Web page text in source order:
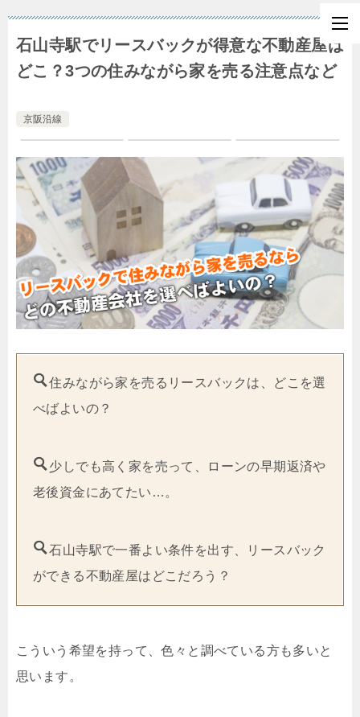
石山寺駅でリースバックが得意な不動産屋は
どこ？3つの住みながら家を売る注意点など
京阪沿線
住みながら家を売るリースバックは、どこを選
べばよいの？
少しでも高く家を売って、ローンの早期返済や
老後資金にあてたい…。
石山寺駅で一番よい条件を出す、リースバック
ができる不動産屋はどこだろう？
こういう希望を持って、色々と調べている方も多いと
思います。